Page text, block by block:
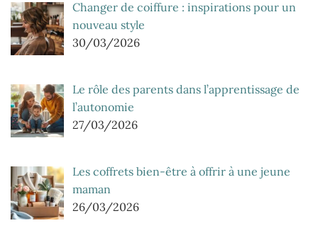
Changer de coiffure : inspirations pour un
nouveau style
30/03/2026
Le rôle des parents dans l’apprentissage de
l’autonomie
27/03/2026
Les coffrets bien-être à offrir à une jeune
maman
26/03/2026